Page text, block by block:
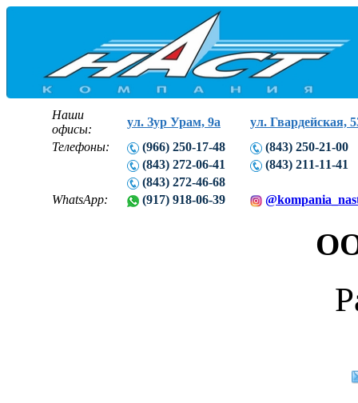
Наши
офисы:
ул. Зур Урам, 9а
ул. Гвардейская,
Телефоны:
(966) 250-17-48
(843) 250-21-00
(843) 272-06-41
(843) 211-11-41
(843) 272-46-68
WhatsApp:
(917) 918-06-39